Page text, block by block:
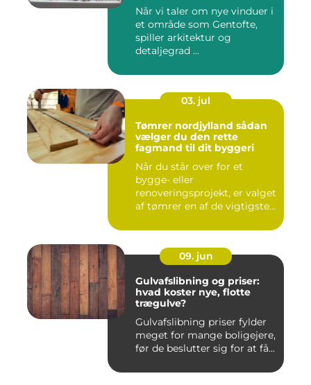
Når vi taler om nye vinduer i
et område som Gentofte,
spiller arkitektur og
detaljegrad ...
03. jul
Tømrer nordjylland sådan
vælger du den rette
fagmand til dit byggeri
Når du står over for et
bygge- eller
renoveringsprojekt, er valget
af tømrer en af de vigtigste
09. jun
Gulvafslibning og priser:
hvad koster nye, flotte
trægulve?
Gulvafslibning priser fylder
meget for mange boligejere,
før de beslutter sig for at få...